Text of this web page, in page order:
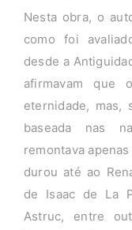
Nesta obra, o
como foi
desde a
afirmavam que
eternidade, mas,
baseada nas
remontava
durou até ao
de Isaac de La
Astruc, entre